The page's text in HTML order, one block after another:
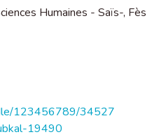
Humaines - Saïs-, Fès
123456789/34527
19490